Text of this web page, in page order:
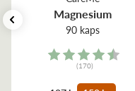
Magnesium
90 kaps
Rating:
(170)